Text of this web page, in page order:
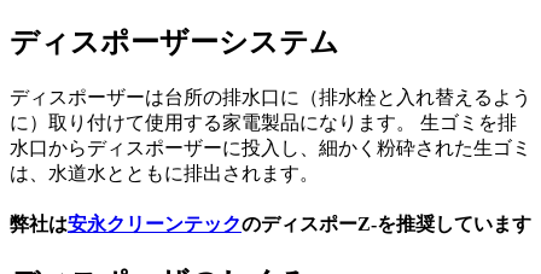
ディスポーザーシステム
ディスポーザーは台所の排水口に（排水栓と入れ替えるよう
に）取り付けて使用する家電製品になります。 生ゴミを排
水口からディスポーザーに投入し、細かく粉砕された生ゴミ
は、水道水とともに排出されます。
弊社は安永クリーンテックのディスポーZ-を推奨しています